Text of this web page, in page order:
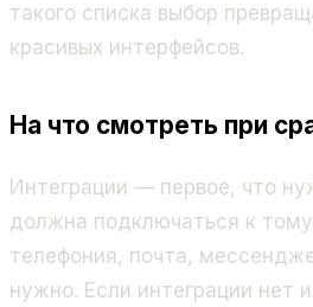
такого списка выбор
красивых интерфейсов.
На что смотреть при
Интеграции — первое, что
должна подключаться к
телефония, почта,
нужно. Если интеграции нет